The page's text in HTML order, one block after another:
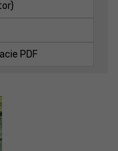
PDF